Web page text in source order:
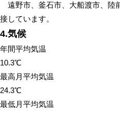
遠野市、釜石市、大船渡市、陸
接しています。
4.気候
年間平均気温
10.3℃
最高月平均気温
24.3℃
最低月平均気温